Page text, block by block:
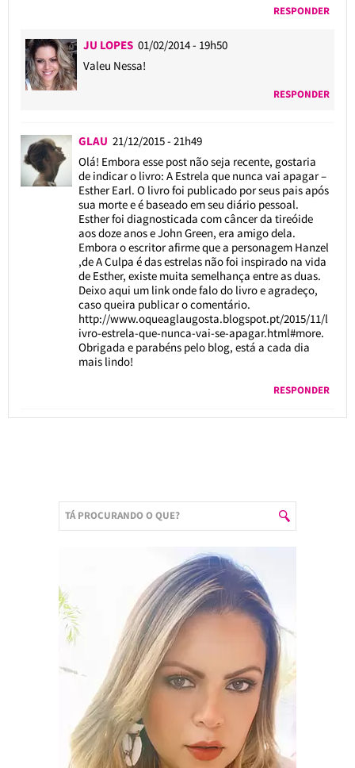
RESPONDER
JU LOPES 01/02/2014 - 19h50
Valeu Nessa!
RESPONDER
GLAU 21/12/2015 - 21h49
Olá! Embora esse post não seja recente, gostaria
de indicar o livro: A Estrela que nunca vai apagar –
Esther Earl. O livro foi publicado por seus pais após
sua morte e é baseado em seu diário pessoal.
Esther foi diagnosticada com câncer da tireóide
aos doze anos e John Green, era amigo dela.
Embora o escritor afirme que a personagem Hanzel
,de A Culpa é das estrelas não foi inspirado na vida
de Esther, existe muita semelhança entre as duas.
Deixo aqui um link onde falo do livro e agradeço,
caso queira publicar o comentário.
http://www.oqueaglaugosta.blogspot.pt/2015/11/l
ivro-estrela-que-nunca-vai-se-apagar.html#more.
Obrigada e parabéns pelo blog, está a cada dia
mais lindo!
RESPONDER